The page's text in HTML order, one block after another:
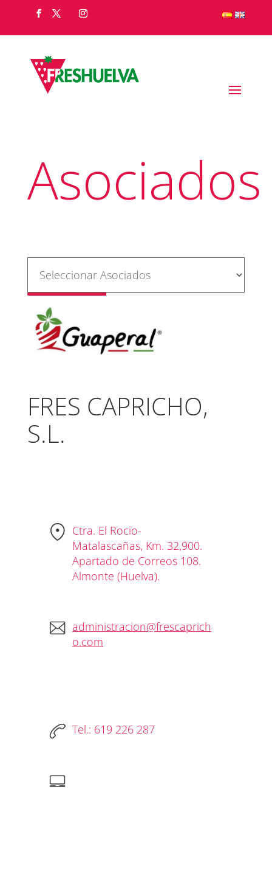
Asociados
FRES CAPRICHO,
S.L.
Ctra. El Rocio-
Matalascañas, Km. 32,900.
Apartado de Correos 108.
Almonte (Huelva).
administracion@frescaprich
o.com
Tel.: 619 226 287